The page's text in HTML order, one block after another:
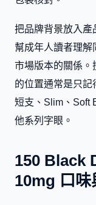
把品牌背景放入產
幫成年人讀者理解
市場版本的關係。
的位置通常是只
短支、Slim、Soft
他系列字眼。
150 Black
10mg 口味